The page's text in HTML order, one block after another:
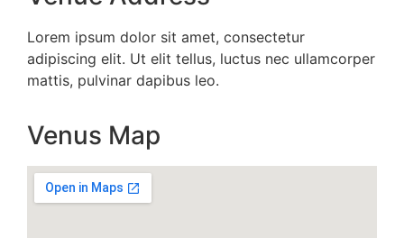
Lorem ipsum dolor sit amet, consectetur
adipiscing elit. Ut elit tellus, luctus nec ullamcorper
mattis, pulvinar dapibus leo.
Venus Map